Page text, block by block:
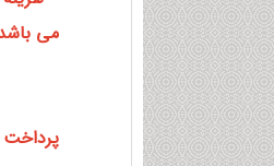
پرداخت